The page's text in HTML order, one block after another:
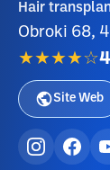
Hair
Obroki 68,
★★★★☆
Site Web